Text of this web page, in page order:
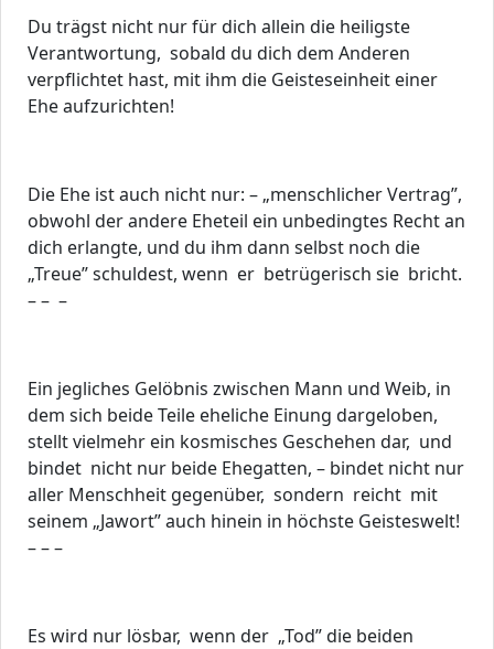
Du trägst nicht nur für dich allein die heiligste
Verantwortung, sobald du dich dem Anderen
verpflichtet hast, mit ihm die Geisteseinheit einer
Ehe aufzurichten!
Die Ehe ist auch nicht nur: – „menschlicher Vertrag”,
obwohl der andere Eheteil ein unbedingtes Recht an
dich erlangte, und du ihm dann selbst noch die
„Treue” schuldest, wenn er betrügerisch sie bricht.
– – –
Ein jegliches Gelöbnis zwischen Mann und Weib, in
dem sich beide Teile eheliche Einung dargeloben,
stellt vielmehr ein kosmisches Geschehen dar, und
bindet nicht nur beide Ehegatten, – bindet nicht nur
aller Menschheit gegenüber, sondern reicht mit
seinem „Jawort” auch hinein in höchste Geisteswelt!
– – –
Es wird nur lösbar, wenn der „Tod” die beiden